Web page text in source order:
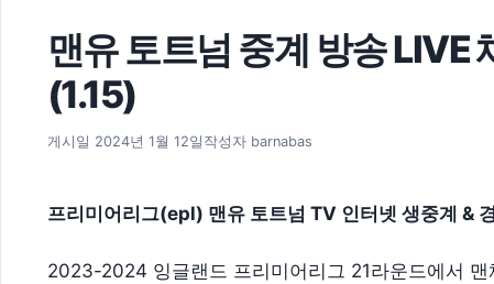
맨유 토트넘 중계 방송 LIVE
(1.15)
게시일 2024년 1월 12일 2026년 8월 1일
작성자 barnabas
프리미어리그(epl) 맨유 토트넘 TV 인터넷 생중계 &
2023-2024 잉글랜드 프리미어리그 21라운드에서